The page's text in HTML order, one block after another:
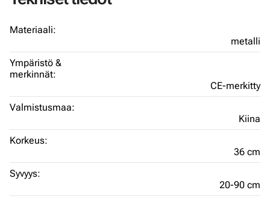
Materiaali:
metalli
Ympäristö &
merkinnät:
CE-merkitty
Valmistusmaa:
Kiina
Korkeus:
36 cm
Syvyys:
20-90 cm